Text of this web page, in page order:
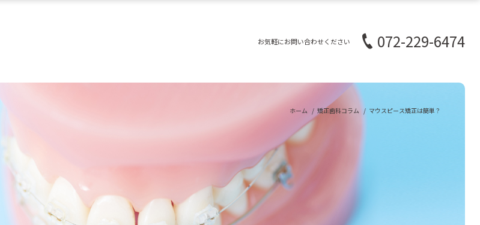
お気軽にお問い合わせください 072-229-6474
ホーム 矯正歯科コラム マウスピース矯正は簡単？